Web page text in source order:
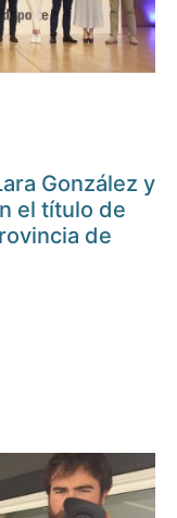
González y
el título de
de